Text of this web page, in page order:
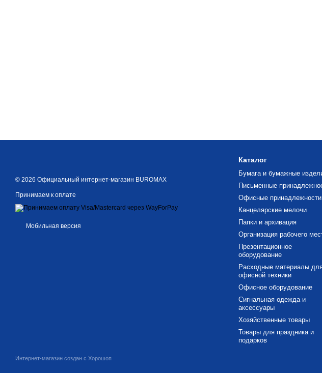
© 2026 Официальный интернет-магазин BUROMAX
Принимаем к оплате
Мобильная версия
Интернет-магазин создан с Хорошоп
Каталог
Бумага и бумажные
Письменные
Офисные принадлежности
Канцелярские мелочи
Папки и архивация
Организация рабочего
Презентационное
оборудование
Расходные материалы
офисной техники
Офисное оборудование
Сигнальная одежда и
аксессуары
Хозяйственные товары
Товары для праздника и
подарков